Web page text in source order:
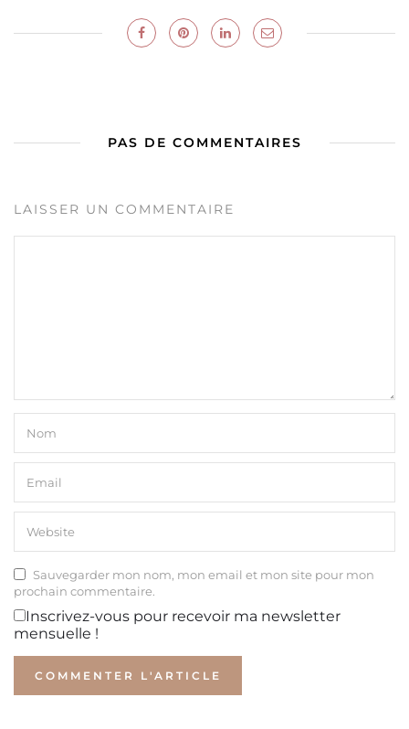
PAS DE COMMENTAIRES
LAISSER UN COMMENTAIRE
Sauvegarder mon nom, mon email et mon site pour mon
prochain commentaire.
Inscrivez-vous pour recevoir ma newsletter
mensuelle !